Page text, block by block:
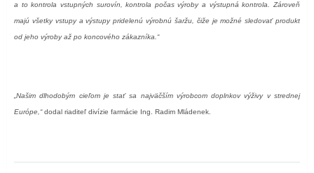
a to kontrola vstupných surovín, kontrola počas výroby a výstupná kontrola. Zároveň
majú všetky vstupy a výstupy pridelenú výrobnú šaržu, čiže je možné sledovať produkt
od jeho výroby až po koncového zákazníka.“
„Našim dlhodobým cieľom je stať sa najväčším výrobcom doplnkov výživy v strednej
Európe,“dodal riaditeľ divízie farmácie Ing. Radim Mládenek.